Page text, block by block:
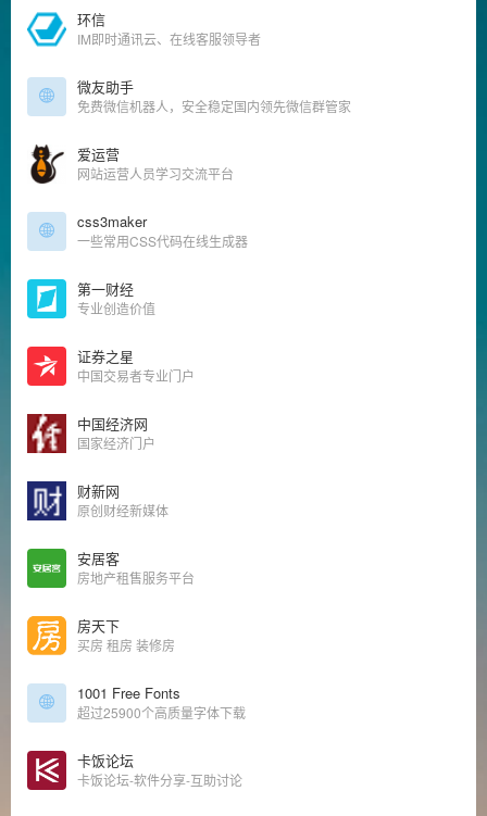
环信
IM即时通讯云、在线客服领导者
微友助手
免费微信机器人，安全稳定国内领先微信群管家
爱运营
网站运营人员学习交流平台
css3maker
一些常用CSS代码在线生成器
第一财经
专业创造价值
证券之星
中国交易者专业门户
中国经济网
国家经济门户
财新网
原创财经新媒体
安居客
房地产租售服务平台
房天下
买房 租房 装修房
1001 Free Fonts
超过25900个高质量字体下载
卡饭论坛
卡饭论坛-软件分享-互助讨论